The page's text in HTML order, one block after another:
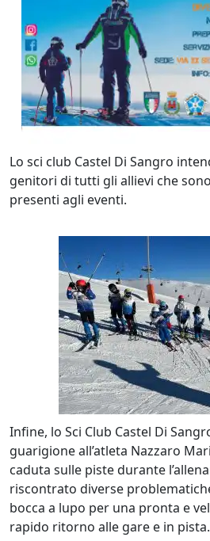
Lo sci club Castel Di Sangro
genitori di tutti gli allievi che
presenti agli eventi.
Infine, lo Sci Club Castel Di
guarigione all’atleta Nazzaro
caduta sulle piste durante
riscontrato diverse
bocca a lupo per una pronta e
rapido ritorno alle gare e in pista.